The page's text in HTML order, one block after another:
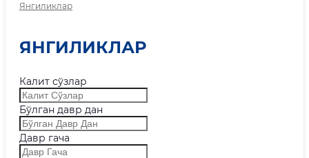
Янгиликлар
ЯНГИЛИКЛАР
Калит сўзлар
Бўлган давр дан
Давр гача